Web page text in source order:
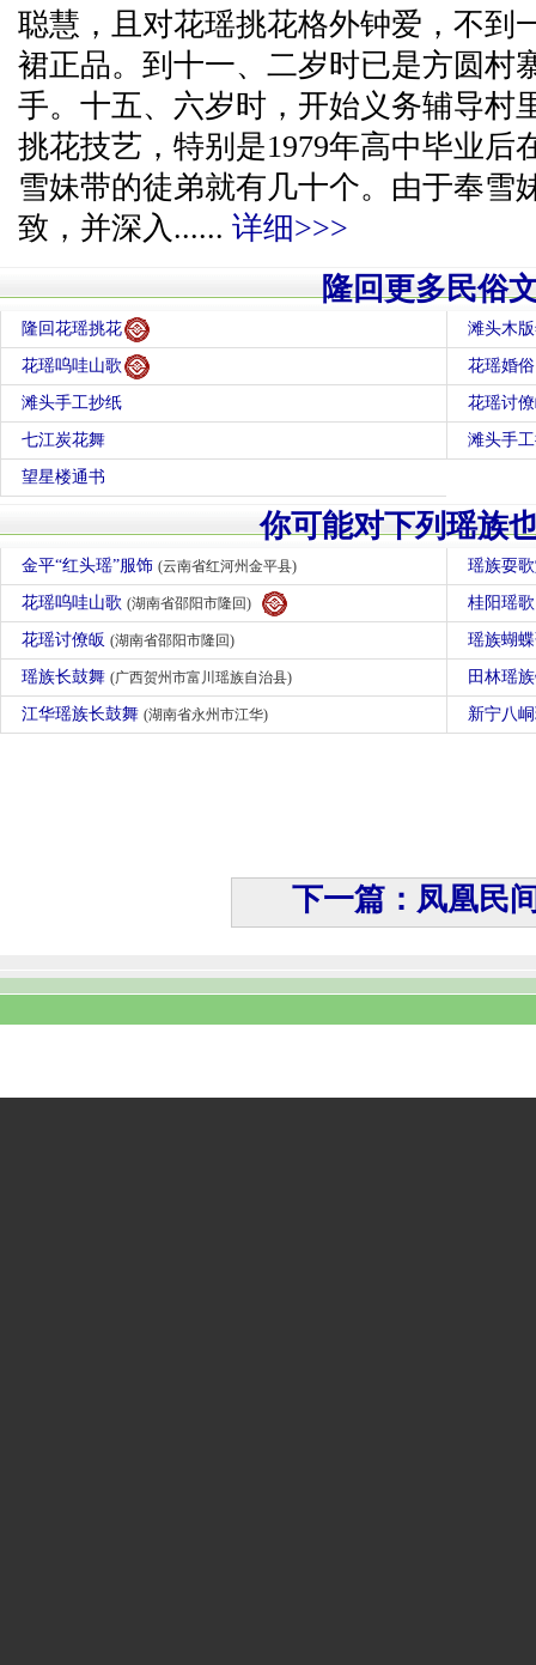
聪慧，且对花瑶挑花格外钟爱，不到
裙正品。到十一、二岁时已是方圆村
手。十五、六岁时，开始义务辅导村
挑花技艺，特别是1979年高中毕业后
雪妹带的徒弟就有几十个。由于奉雪
致，并深入...... 详细>>>
隆回更多民俗
隆回花瑶挑花 滩头木
花瑶呜哇山歌 花瑶婚俗
滩头手工抄纸 花瑶讨
七江炭花舞 滩头手
望星楼通书
你可能对下列瑶族
金平“红头瑶”服饰 (云南省红河州金平县) 瑶族耍
花瑶呜哇山歌 (湖南省邵阳市隆回) 桂阳瑶
花瑶讨僚皈 (湖南省邵阳市隆回) 瑶族蝴
瑶族长鼓舞 (广西贺州市富川瑶族自治县) 田林瑶
江华瑶族长鼓舞 (湖南省永州市江华) 新宁八
下一篇：凤凰民